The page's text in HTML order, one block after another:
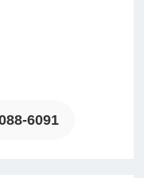
6091